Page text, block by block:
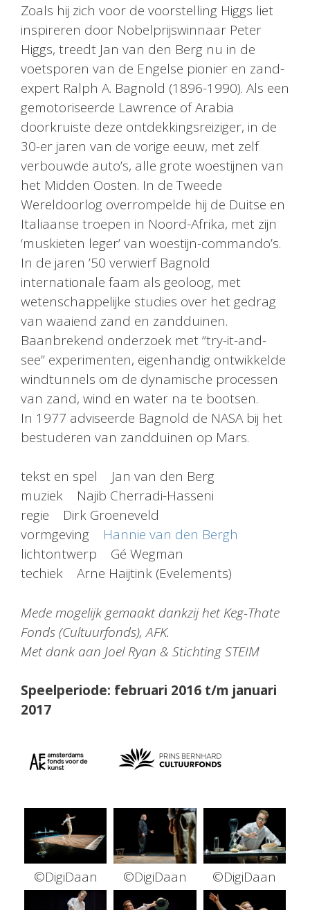
Zoals hij zich voor de voorstelling Higgs liet
inspireren door Nobelprijswinnaar Peter
Higgs, treedt Jan van den Berg nu in de
voetsporen van de Engelse pionier en zand-
expert Ralph A. Bagnold (1896-1990). Als een
gemotoriseerde Lawrence of Arabia
doorkruiste deze ontdekkingsreiziger, in de
30-er jaren van de vorige eeuw, met zelf
verbouwde auto’s, alle grote woestijnen van
het Midden Oosten. In de Tweede
Wereldoorlog overrompelde hij de Duitse en
Italiaanse troepen in Noord-Afrika, met zijn
‘muskieten leger’ van woestijn-commando’s.
In de jaren ’50 verwierf Bagnold
internationale faam als geoloog, met
wetenschappelijke studies over het gedrag
van waaiend zand en zandduinen.
Baanbrekend onderzoek met “try-it-and-
see” experimenten, eigenhandig ontwikkelde
windtunnels om de dynamische processen
van zand, wind en water na te bootsen.
In 1977 adviseerde Bagnold de NASA bij het
bestuderen van zandduinen op Mars.
tekst en spel Jan van den Berg
muziek Najib Cherradi-Hasseni
regie Dirk Groeneveld
vormgeving Hannie van den Bergh
lichtontwerp Gé Wegman
techiek Arne Haijtink (Evelements)
Mede mogelijk gemaakt dankzij het Keg-Thate
Fonds (Cultuurfonds), AFK.
Met dank aan Joel Ryan & Stichting STEIM
Speelperiode: februari 2016 t/m januari
2017
©DigiDaan ©DigiDaan ©DigiDaan